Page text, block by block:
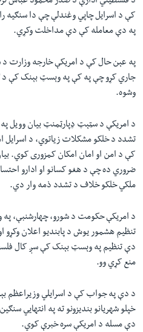
کې د اسرایل چاپي وغندلې چې دا سنګیه
په دې معامله کې دې مداخلت وکړي.
په عېن حال کې د امریکې خارجه وزارت د
جاري کړو چې په کې په وېسټ بېنک کې د
وشوه.
د امریکې د سټېټ ډپارټمنټ بیان وویل
تشدد د خلکو مشکلات زیاتوي، د اسرایل
کې د امن او امان امکان کمزوری کوي.
ضروري ده چې د هغو کسانو او ادارو
ملکي خلکو خلاف د تشدد ذمه وار دي.
د امریکې حکومت د شورو، چهارشنبې، په
تنظیم هشمور یوش د پابندیو اعلان وکړو
دې تنظیم په وېسټ بېنک کې سږ کال
منع کړي وو.
د دې په جواب کې د اسرایلي وزیراعظم
خپلو شهریانو بندیزونو ته په انتهايي
دې مسله د امریکې سره خبرې کوي.